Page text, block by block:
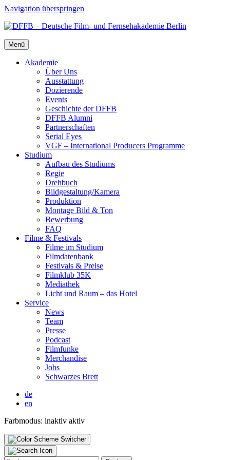
Navigation überspringen
Menü
Aka­de­mie
Über Uns
Aus­stat­tung
Dozie­ren­de
Events
Geschich­te der DFFB
DFFB Alum­ni
Part­ner­schaf­ten
Seri­al Eyes
VGF – Inter­na­tio­nal Pro­du­cers Pro­gram­me
Stu­di­um
Auf­bau des Stu­di­ums
Regie
Dreh­buch
Bildgestaltung/​​Kamera
Pro­duk­ti­on
Mon­ta­ge Bild & Ton
Bewer­bung
FAQ
Fil­me & Fes­ti­vals
Fil­me im Stu­di­um
Film­da­ten­bank
Fes­ti­vals & Prei­se
Film­klub 35K
Media­thek
Licht und Raum – das Hotel
Ser­vice
News
Team
Pres­se
Pod­cast
Film­fun­ke
Mer­chan­di­se
Jobs
Schwar­zes Brett
de
en
Farbmodus: inaktiv aktiv